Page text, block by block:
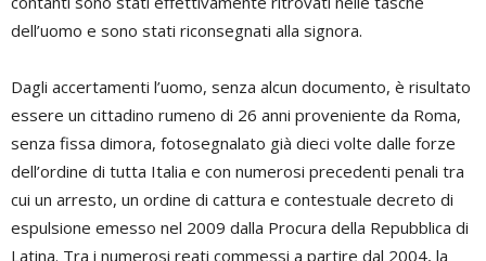
dell’uomo e sono stati riconsegnati alla signora.
Dagli accertamenti l’uomo, senza alcun documento, è risultato
essere un cittadino rumeno di 26 anni proveniente da Roma,
senza fissa dimora, fotosegnalato già dieci volte dalle forze
dell’ordine di tutta Italia e con numerosi precedenti penali tra
cui un arresto, un ordine di cattura e contestuale decreto di
espulsione emesso nel 2009 dalla Procura della Repubblica di
Latina. Tra i numerosi reati commessi a partire dal 2004, la